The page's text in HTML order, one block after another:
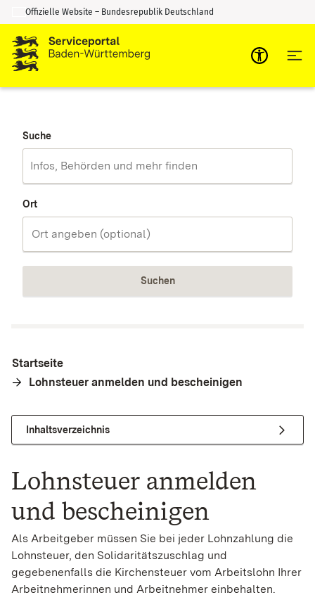
Zum Inhalt springen
Zur Suche springen
Offizielle Website – Bundesrepublik Deutschland
Suche
Ort
Suchen
Startseite
Lohnsteuer anmelden und bescheinigen
Inhaltsverzeichnis
Lohnsteuer anmelden
und bescheinigen
Als Arbeitgeber müssen Sie bei jeder Lohnzahlung die
Lohnsteuer, den Solidaritätszuschlag und
gegebenenfalls die Kirchensteuer vom Arbeitslohn Ihrer
Arbeitnehmerinnen und Arbeitnehmer einbehalten.